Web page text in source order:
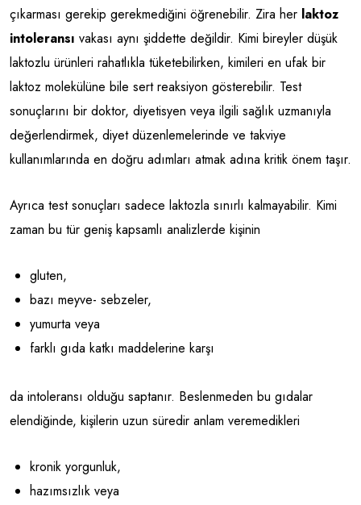
çıkarması gerekip gerekmediğini öğrenebilir. Zira her laktoz
intoleransı vakası aynı şiddette değildir. Kimi bireyler düşük
laktozlu ürünleri rahatlıkla tüketebilirken, kimileri en ufak bir
laktoz molekülüne bile sert reaksiyon gösterebilir. Test
sonuçlarını bir doktor, diyetisyen veya ilgili sağlık uzmanıyla
değerlendirmek, diyet düzenlemelerinde ve takviye
kullanımlarında en doğru adımları atmak adına kritik önem taşır.
Ayrıca test sonuçları sadece laktozla sınırlı kalmayabilir. Kimi
zaman bu tür geniş kapsamlı analizlerde kişinin
gluten,
bazı meyve- sebzeler,
yumurta veya
farklı gıda katkı maddelerine karşı
da intoleransı olduğu saptanır. Beslenmeden bu gıdalar
elendiğinde, kişilerin uzun süredir anlam veremedikleri
kronik yorgunluk,
hazımsızlık veya